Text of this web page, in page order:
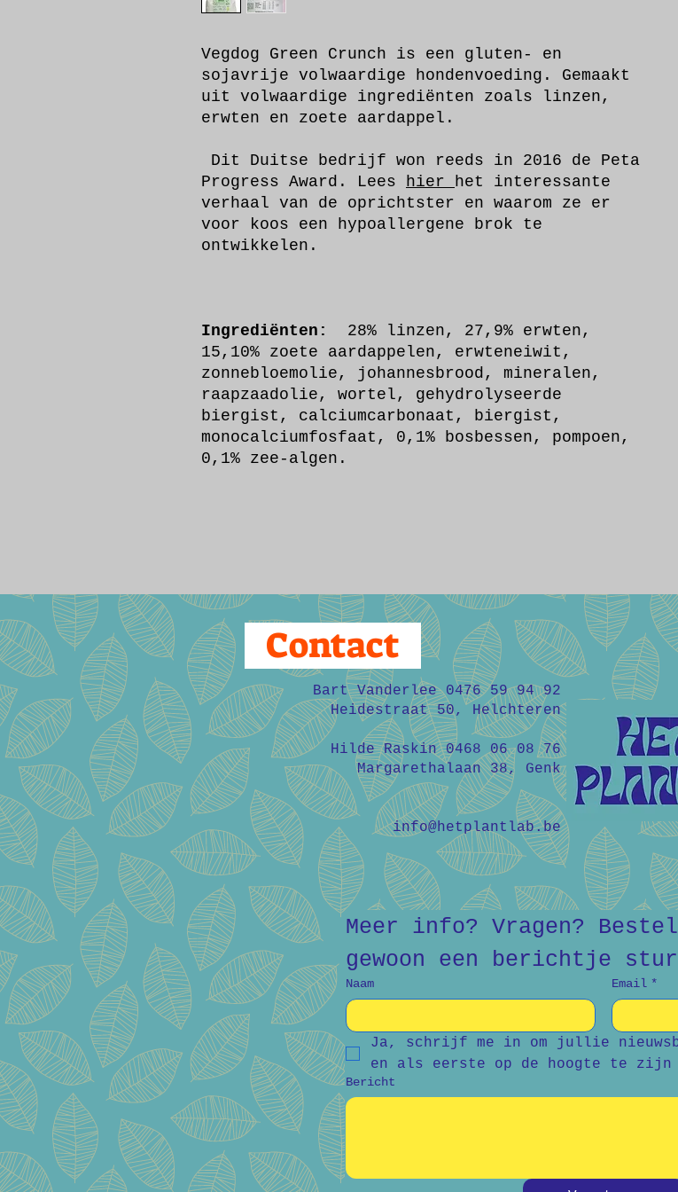
Vegdog Green Crunch is een gluten- en
sojavrije volwaardige hondenvoeding. Gemaakt
uit volwaardige ingrediënten zoals linzen,
erwten en zoete aardappel.
Dit Duitse bedrijf won reeds in 2016 de Peta
Progress Award. Lees
hier
het interessante
verhaal van de oprichtster en waarom ze er
voor koos een hypoallergene brok te
ontwikkelen.
Ingrediënten:
28% linzen, 27,9% erwten,
15,10% zoete aardappelen, erwteneiwit,
zonnebloemolie, johannesbrood, mineralen,
raapzaadolie, wortel, gehydrolyseerde
biergist, calciumcarbonaat, biergist,
monocalciumfosfaat, 0,1% bosbessen, pompoen,
0,1% zee-algen.
Bart Vanderlee 0476 59 94 92
Heidestraat 50, Helchteren
Hilde Raskin 0468 06 08 76
Margarethalaan 38, Genk
info@hetplantlab.be
Contact
Meer info? Vragen?
gewoon een berichtje
Naam Email *
Ja, schrijf me in om jullie
en als eerste op de hoogte te
Bericht